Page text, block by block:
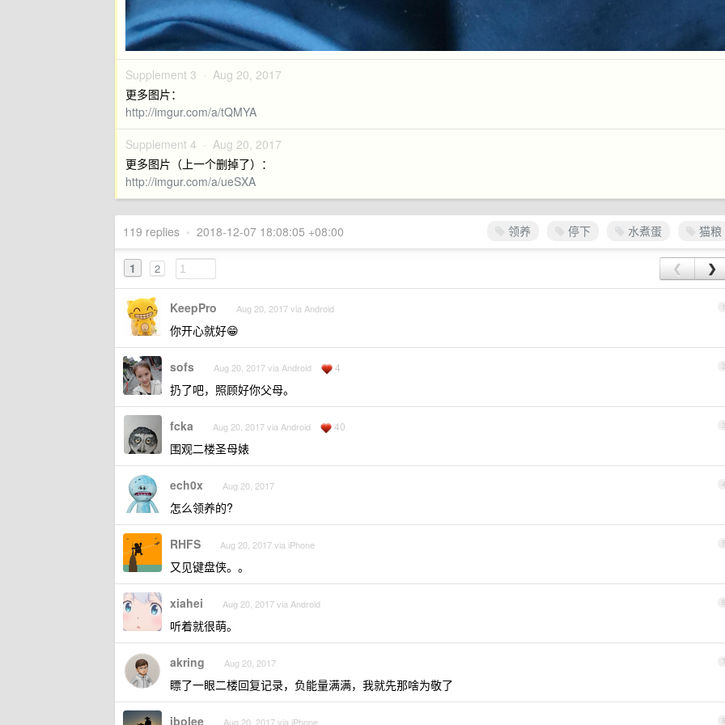
Supplement 3 · Aug 20, 2017
更多图片：
http://imgur.com/a/tQMYA
Supplement 4 · Aug 20, 2017
更多图片（上一个删掉了）：
http://imgur.com/a/ueSXA
领养 停下 水煮蛋 猫粮
119 replies • 2018-12-07 18:08:05 +08:00
1 2 ❮ ❯
1
KeepPro Aug 20, 2017 via Android
你开心就好😁
2
sofs Aug 20, 2017 via Android 4
扔了吧，照顾好你父母。
3
fcka Aug 20, 2017 via Android 40
围观二楼圣母婊
4
ech0x Aug 20, 2017
怎么领养的?
5
RHFS Aug 20, 2017 via iPhone
又见键盘侠。。
6
xiahei Aug 20, 2017 via Android
听着就很萌。
7
akring Aug 20, 2017
瞟了一眼二楼回复记录，负能量满满，我就先那啥为敬了
8
ibolee Aug 20, 2017 via iPhone